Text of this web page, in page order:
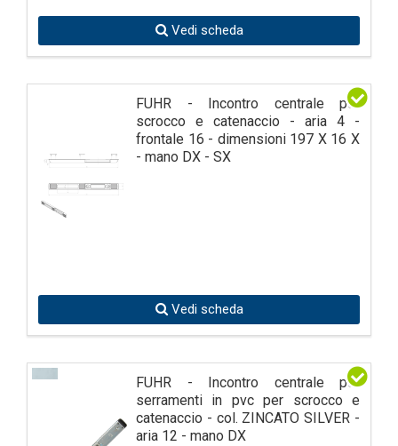
Vedi scheda
FUHR - Incontro centrale per
scrocco e catenaccio - aria 4 -
frontale 16 - dimensioni 197 X 16 X
- mano DX - SX
Vedi scheda
FUHR - Incontro centrale per
serramenti in pvc per scrocco e
catenaccio - col. ZINCATO SILVER -
aria 12 - mano DX